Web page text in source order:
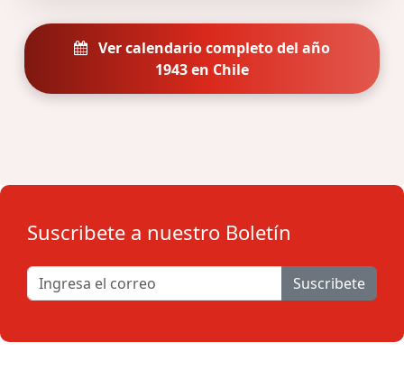
Ver calendario completo del año
1943 en Chile
Suscribete a nuestro Boletín
Suscribete